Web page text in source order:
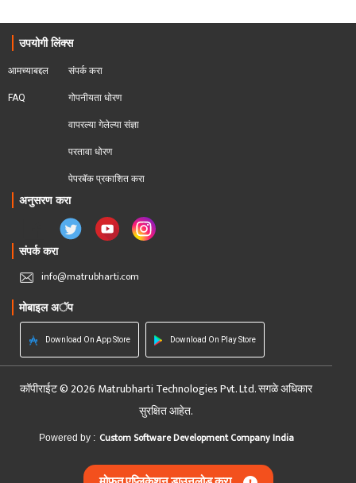
उपयोगी लिंक्स
आमच्याबद्दल
FAQ
संपर्क करा
गोपनीयता धोरण
वापरल्या गेलेल्या संज्ञा
परतावा धोरण
पेपरबॅक प्रकाशित करा
अनुसरण करा
संपर्क करा
info@matrubharti.com
मोबाइल अॅप
Download On App Store Download On Play Store
कॉपीराईट © 2026 Matrubharti Technologies Pvt. Ltd. सगळे अधिकार
सुरक्षित आहेत.
Powered by : Custom Software Development Company India